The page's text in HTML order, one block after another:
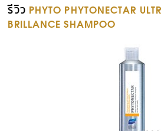
รีวิว PHYTO PHYTONECTAR
BRILLANCE SHAMPOO